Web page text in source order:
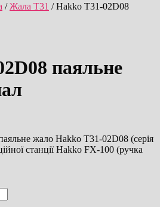
/Жала T31 / Hakko T31-02D08
паяльне
жало Hakko T31-02D08 (серія
станції Hakko FX-100 (ручка